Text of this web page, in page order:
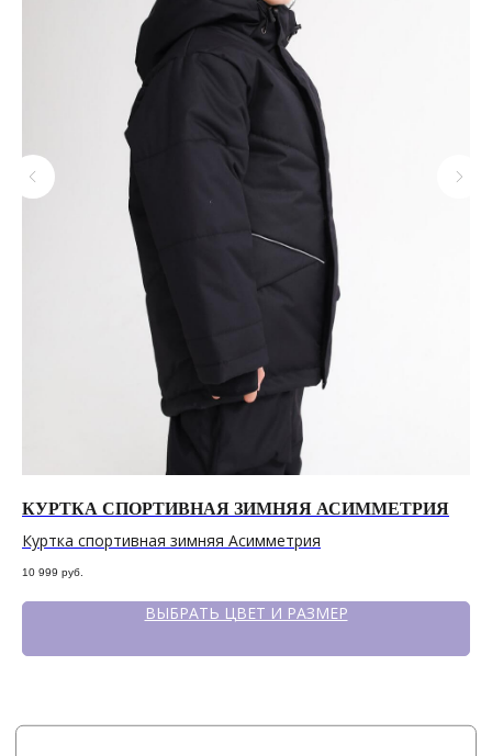
КУРТКА СПОРТИВНАЯ ЗИМНЯЯ АСИММЕТРИЯ
Куртка спортивная зимняя Асимметрия
10 999 руб.
ВЫБРАТЬ ЦВЕТ И РАЗМЕР
Политика конфиденциальности
Условия оплаты и возврата
Каталог
О бренде
Сертификаты
Акции
Оптовые закупки
сайт разработан @st_malugina
+7 964 420-94-43
WhatsApp
Telegram
Вконтакте
СОЦСЕТИ